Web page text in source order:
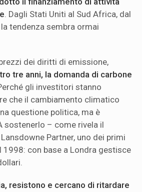
. Dagli Stati Uniti al Sud Africa, dal
tendenza sembra ormai
dei diritti di emissione,
tre anni, la domanda di carbone
gli investitori stanno
che il cambiamento climatico
questione politica, ma è
sostenerlo – come rivela il
Partner, uno dei primi
1998: con base a Londra gestisce
resistono e cercano di ritardare